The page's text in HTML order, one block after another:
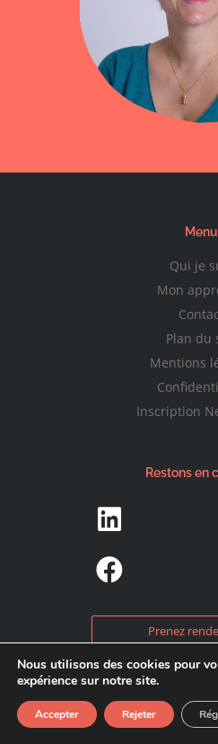
Menu
Qui je
Mon
Plan du
Mentions
Inscription
Restons en
Prenez
keep calm & grow –
Nous utilisons des cookies pour
expérience sur notre site.
Accepter Rejeter